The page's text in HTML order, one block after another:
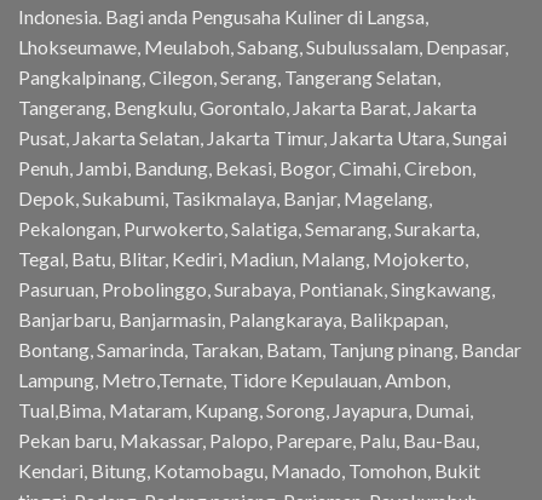
Indonesia. Bagi anda Pengusaha Kuliner di Langsa,
Lhokseumawe, Meulaboh, Sabang, Subulussalam, Denpasar,
Pangkalpinang, Cilegon, Serang, Tangerang Selatan,
Tangerang, Bengkulu, Gorontalo, Jakarta Barat, Jakarta
Pusat, Jakarta Selatan, Jakarta Timur, Jakarta Utara, Sungai
Penuh, Jambi, Bandung, Bekasi, Bogor, Cimahi, Cirebon,
Depok, Sukabumi, Tasikmalaya, Banjar, Magelang,
Pekalongan, Purwokerto, Salatiga, Semarang, Surakarta,
Tegal, Batu, Blitar, Kediri, Madiun, Malang, Mojokerto,
Pasuruan, Probolinggo, Surabaya, Pontianak, Singkawang,
Banjarbaru, Banjarmasin, Palangkaraya, Balikpapan,
Bontang, Samarinda, Tarakan, Batam, Tanjung pinang, Bandar
Lampung, Metro,Ternate, Tidore Kepulauan, Ambon,
Tual,Bima, Mataram, Kupang, Sorong, Jayapura, Dumai,
Pekan baru, Makassar, Palopo, Parepare, Palu, Bau-Bau,
Kendari, Bitung, Kotamobagu, Manado, Tomohon, Bukit